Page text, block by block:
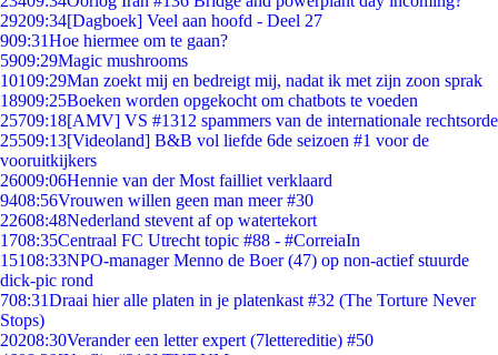
29209:34[Dagboek] Veel aan hoofd - Deel 27
909:31Hoe hiermee om te gaan?
5909:29Magic mushrooms
10109:29Man zoekt mij en bedreigt mij, nadat ik met zijn zoon sprak
18909:25Boeken worden opgekocht om chatbots te voeden
25709:18[AMV] VS #1312 spammers van de internationale rechtsorde
25509:13[Videoland] B&B vol liefde 6de seizoen #1 voor de
vooruitkijkers
26009:06Hennie van der Most failliet verklaard
9408:56Vrouwen willen geen man meer #30
22608:48Nederland stevent af op watertekort
1708:35Centraal FC Utrecht topic #88 - #CorreiaIn
15108:33NPO-manager Menno de Boer (47) op non-actief stuurde
dick-pic rond
708:31Draai hier alle platen in je platenkast #32 (The Torture Never
Stops)
20208:30Verander een letter expert (7lettereditie) #50